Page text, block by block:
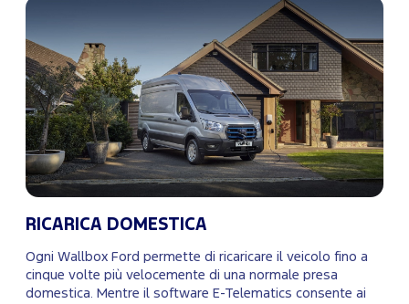
RICARICA DOMESTICA
Ogni Wallbox Ford permette di ricaricare il veicolo fino a
cinque volte più velocemente di una normale presa
domestica. Mentre il software E-Telematics consente ai